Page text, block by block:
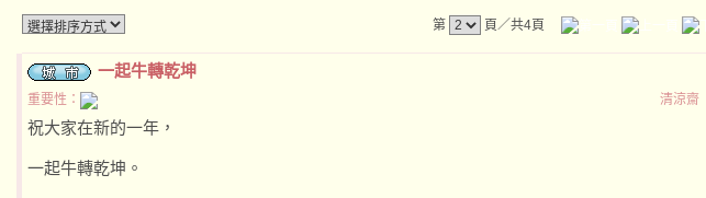
第 頁／共4頁
一起牛轉乾坤
重要性： 清涼齋
祝大家在新的一年，
一起牛轉乾坤。